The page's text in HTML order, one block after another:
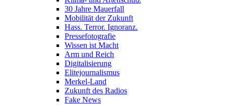
30 Jahre Mauerfall
Mobilität der Zukunft
Hass. Terror. Ignoranz.
Pressefotografie
Wissen ist Macht
Arm und Reich
Digitalisierung
Elitejournalismus
Merkel-Land
Zukunft des Radios
Fake News